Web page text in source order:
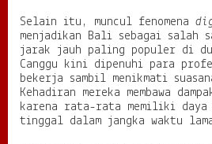
Selain itu, muncul fenomena
menjadikan Bali sebagai salah
jarak jauh paling populer di
Canggu kini dipenuhi para
bekerja sambil menikmati
Kehadiran mereka membawa
karena rata-rata memiliki
tinggal dalam jangka waktu